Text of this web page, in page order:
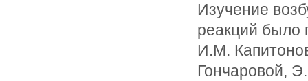
Изучение
реакций было
И.М.
Гончаровой,